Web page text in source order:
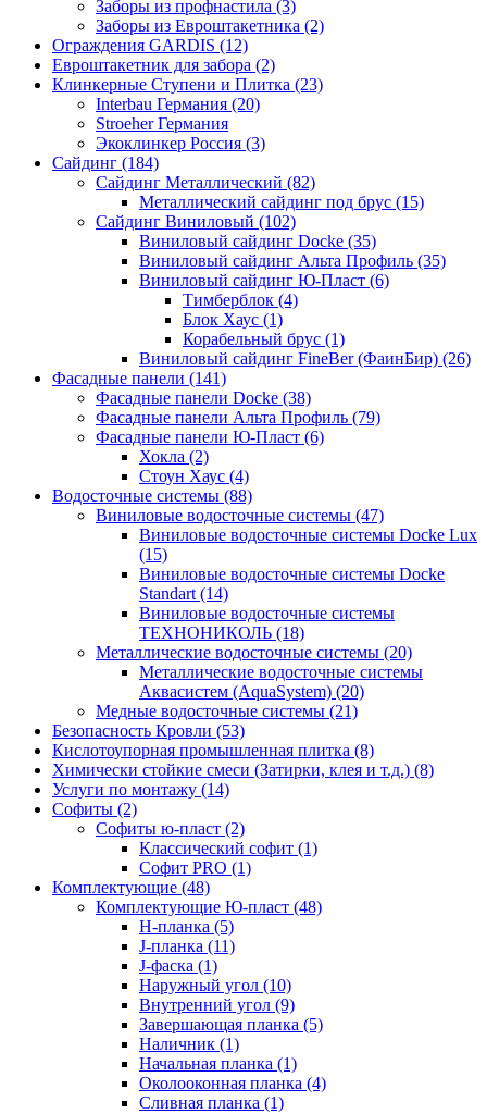
Заборы из профнастила (3)
Заборы из Евроштакетника (2)
Ограждения GARDIS (12)
Евроштакетник для забора (2)
Клинкерные Ступени и Плитка (23)
Interbau Германия (20)
Stroeher Германия
Экоклинкер Россия (3)
Сайдинг (184)
Сайдинг Металлический (82)
Металлический сайдинг под брус (15)
Сайдинг Виниловый (102)
Виниловый сайдинг Docke (35)
Виниловый сайдинг Альта Профиль (35)
Виниловый сайдинг Ю-Пласт (6)
Тимберблок (4)
Блок Хаус (1)
Корабельный брус (1)
Виниловый сайдинг FineBer (ФаинБир) (26)
Фасадные панели (141)
Фасадные панели Docke (38)
Фасадные панели Альта Профиль (79)
Фасадные панели Ю-Пласт (6)
Хокла (2)
Стоун Хаус (4)
Водосточные системы (88)
Виниловые водосточные системы (47)
Виниловые водосточные системы Docke Lux
(15)
Виниловые водосточные системы Docke
Standart (14)
Виниловые водосточные системы
ТЕХНОНИКОЛЬ (18)
Металлические водосточные системы (20)
Металлические водосточные системы
Аквасистем (AquaSystem) (20)
Медные водосточные системы (21)
Безопасность Кровли (53)
Кислотоупорная промышленная плитка (8)
Химически стойкие смеси (Затирки, клея и т.д.) (8)
Услуги по монтажу (14)
Софиты (2)
Софиты ю-пласт (2)
Классический софит (1)
Софит PRO (1)
Комплектующие (48)
Комплектующие Ю-пласт (48)
H-планка (5)
J-планка (11)
J-фаска (1)
Наружный угол (10)
Внутренний угол (9)
Завершающая планка (5)
Наличник (1)
Начальная планка (1)
Околооконная планка (4)
Сливная планка (1)